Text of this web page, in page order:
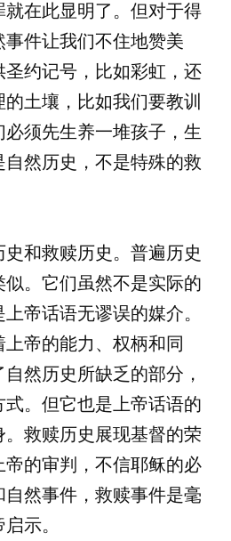
在此显明了。但对于得
件让我们不住地赞美
约记号，比如彩虹，还
土壤，比如我们要教训
须先生养一堆孩子，生
然历史，不是特殊的救
和救赎历史。普遍历史
。它们虽然不是实际的
帝话语无谬误的媒介。
帝的能力、权柄和同
然历史所缺乏的部分，
。但它也是上帝话语的
救赎历史展现基督的荣
的审判，不信耶稣的必
然事件，救赎事件是毫
示。